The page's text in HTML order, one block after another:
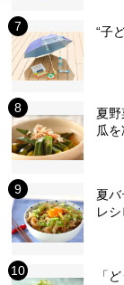
“子
夏
瓜
夏
レ
「